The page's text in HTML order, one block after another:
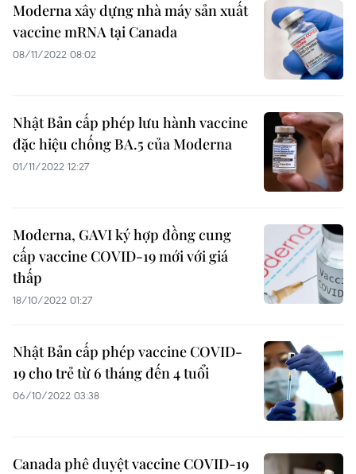
Moderna xây dựng nhà máy sản xuất
vaccine mRNA tại Canada
08/11/2022 08:02
Nhật Bản cấp phép lưu hành vaccine
đặc hiệu chống BA.5 của Moderna
01/11/2022 12:27
Moderna, GAVI ký hợp đồng cung
cấp vaccine COVID-19 mới với giá
thấp
18/10/2022 01:27
Nhật Bản cấp phép vaccine COVID-
19 cho trẻ từ 6 tháng đến 4 tuổi
06/10/2022 03:38
Canada phê duyệt vaccine COVID-19